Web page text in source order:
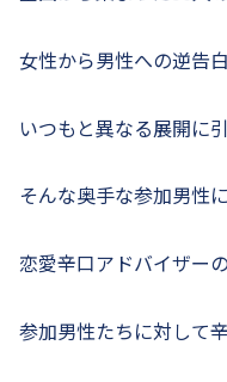
女性から男性への逆告
いつもと異なる展開に
そんな奥手な参加男性
恋愛辛口アドバイザー
参加男性たちに対して